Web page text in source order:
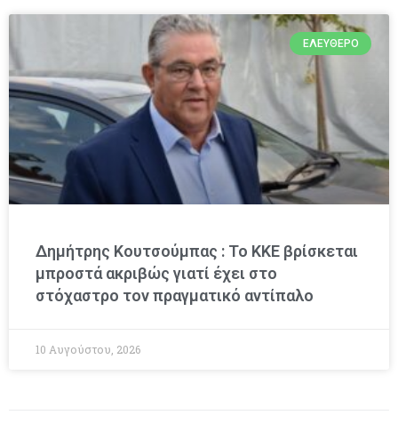
ΕΛΕΎΘΕΡΟ
Δημήτρης Κουτσούμπας : Το ΚΚΕ βρίσκεται
μπροστά ακριβώς γιατί έχει στο
στόχαστρο τον πραγματικό αντίπαλο
10 Αυγούστου, 2026